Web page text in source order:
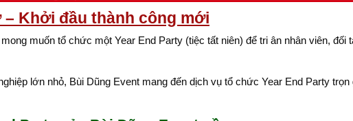
Khởi đầu thành công mới
muốn tổ chức một Year End Party (tiệc tất niên) để tri ân nhân viên, đối
lớn nhỏ, Bùi Dũng Event mang đến dịch vụ tổ chức Year End Party trọn